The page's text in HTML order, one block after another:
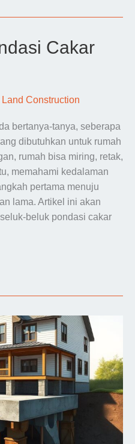
Cakar
Land Construction
bertanya-tanya, seberapa
dibutuhkan untuk rumah
rumah bisa miring, retak,
memahami kedalaman
pertama menuju
lama. Artikel ini akan
beluk pondasi cakar